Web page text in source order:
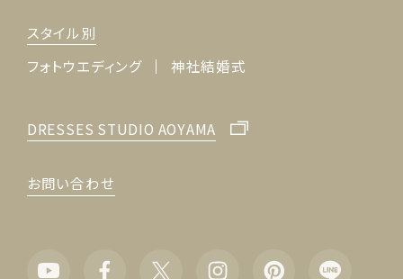
スタイル別
フォトウエディング
神社結婚式
DRESSES STUDIO AOYAMA
お問い合わせ